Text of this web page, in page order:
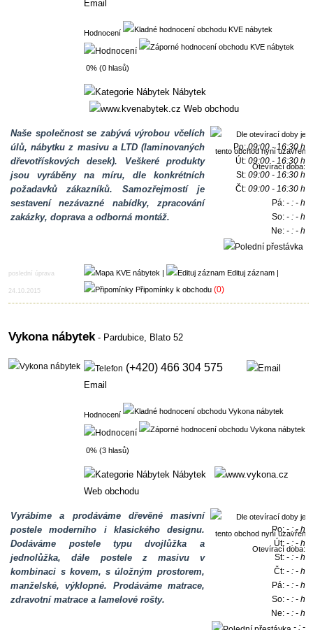
Email
Hodnocení
0% (0 hlasů)
Nábytek
Web obchodu
Naše společnost se zabývá výrobou včelích
úlů, nábytku z masivu a LTD (laminovaných
dřevotřískových desek). Veškeré produkty
jsou vyráběny na míru, dle konkrétních
požadavků zákazníků. Samozřejmostí je
sestavení nezávazné nabídky, zpracování
zakázky, doprava a odborná montáž.
Otevírací doba:
Po:09:00 - 16:30 h
Út:09:00 - 16:30 h
St:09:00 - 16:30 h
Čt:09:00 - 16:30 h
Pá:- : - h
So:- : - h
Ne:- : - h
poslední úprava
24.10.2015
| Edituj záznam|
Připomínky k obchodu (0)
Vykona nábytek- Pardubice, Blato 52
(+420) 466 304 575
Email
Hodnocení
0% (3 hlasů)
Nábytek
Web obchodu
Vyrábíme a prodáváme dřevěné masivní
postele moderního i klasického designu.
Dodáváme postele typu dvojlůžka a
jednolůžka, dále postele z masivu v
kombinaci s kovem, s úložným prostorem,
manželské, výklopné. Prodáváme matrace,
zdravotní matrace a lamelové rošty.
Otevírací doba:
Po:- : - h
Út:- : - h
St:- : - h
Čt:- : - h
Pá:- : - h
So:- : - h
Ne:- : - h
- : -